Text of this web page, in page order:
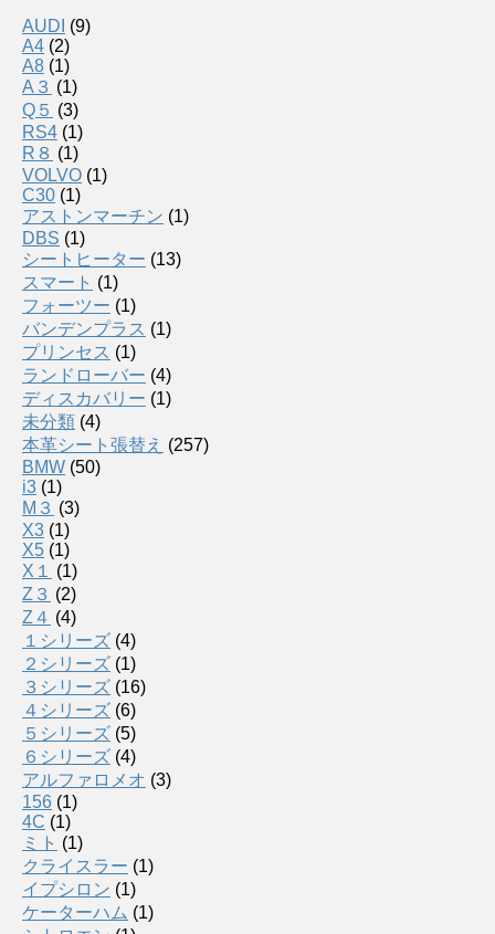
AUDI (9)
A4 (2)
A8 (1)
A３ (1)
Q５ (3)
RS4 (1)
R８ (1)
VOLVO (1)
C30 (1)
アストンマーチン (1)
DBS (1)
シートヒーター (13)
スマート (1)
フォーツー (1)
バンデンプラス (1)
プリンセス (1)
ランドローバー (4)
ディスカバリー (1)
未分類 (4)
本革シート張替え (257)
BMW (50)
i3 (1)
M３ (3)
X3 (1)
X5 (1)
X１
(1)
Z３ (2)
Z４ (4)
１シリーズ (4)
２シリーズ (1)
３シリーズ (16)
４シリーズ (6)
５シリーズ (5)
６シリーズ (4)
アルファロメオ (3)
156 (1)
4C (1)
ミト (1)
クライスラー (1)
イプシロン (1)
ケーターハム (1)